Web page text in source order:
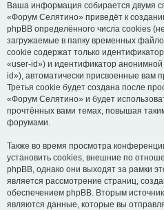
Ваша информация собирается двумя
«Форум Селятино» приведёт к
phpBB определённого числа cookies
загружаемые в папку временных
cookie содержат только
«user-id») и идентификатор
id»), автоматически присвоенные вам
Третья cookie будет создана после
«Форум Селятино» и будет
прочтённых вами темах, повышая
форумами.
Также во время просмотра
установить cookies, внешние по
phpBB, однако они выходят за рамки
является рассмотрение страниц,
обеспечением phpBB. Вторым
являются данные, которые вы